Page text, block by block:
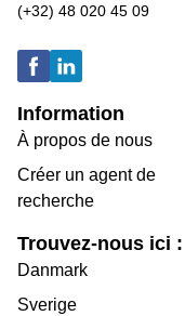
(+32) 48 020 45 09
Information
À propos de nous
Créer un agent de
recherche
Trouvez-nous ici :
Danmark
Sverige